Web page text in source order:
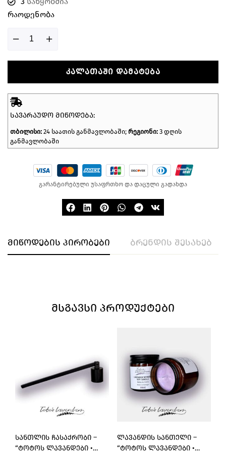
Რაოდენობა
ᲙᲐᲚᲐᲗᲐᲨᲘ ᲓᲐᲛᲐᲢᲔᲑᲐ
ᲡᲐᲕᲐᲠᲐᲣᲓᲝ ᲛᲘᲬᲝᲓᲔᲑᲐ:
თბილისი: 24 საათის განმავლობაში; რეგიონი: 3 დღის
განმავლობაში
გარანტირებული უსაფრთხო და დაცული გადახდა
მიწოდების პირობები ბრენდის შესახებ
ᲛᲡᲒᲐᲕᲡᲘ ᲞᲠᲝᲓᲣᲥᲢᲔᲑᲘ
ᲡᲐᲜᲗᲚᲘᲡ ᲩᲐᲡᲐᲥᲠᲝᲑᲘ –
“ᲢᲝᲢᲝᲡ ᲚᲐᲕᲐᲜᲓᲔᲑᲘ •
ᲚᲐᲕᲐᲜᲓᲘᲡ ᲡᲐᲜᲗᲔᲚᲘ –
“ᲢᲝᲢᲝᲡ ᲚᲐᲕᲐᲜᲓᲔᲑᲘ •